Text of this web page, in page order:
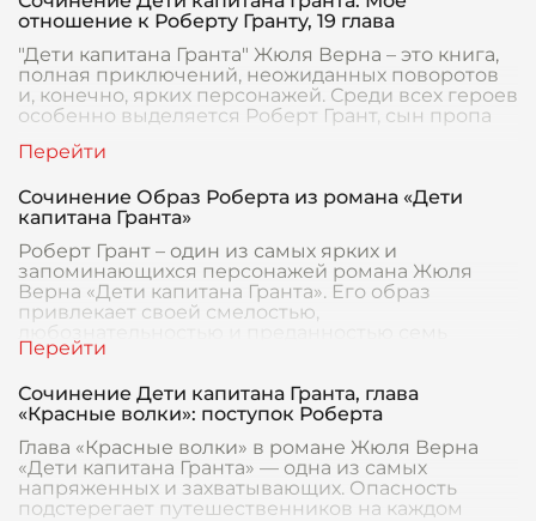
отношение к Роберту Гранту, 19 глава
"Дети капитана Гранта" Жюля Верна – это книга,
полная приключений, неожиданных поворотов
и, конечно, ярких персонажей. Среди всех героев
особенно выделяется Роберт Грант, сын пропа
Сочинение Образ Роберта из романа «Дети
капитана Гранта»
Роберт Грант – один из самых ярких и
запоминающихся персонажей романа Жюля
Верна «Дети капитана Гранта». Его образ
привлекает своей смелостью,
любознательностью и преданностью семь
Сочинение Дети капитана Гранта, глава
«Красные волки»: поступок Роберта
Глава «Красные волки» в романе Жюля Верна
«Дети капитана Гранта» — одна из самых
напряженных и захватывающих. Опасность
подстерегает путешественников на каждом